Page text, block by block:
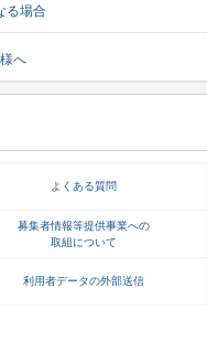
る場合
へ
よくある質問
募集者情報等提供事業への
取組について
利用者データの外部送信